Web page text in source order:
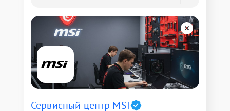
Сервисный центр MSI